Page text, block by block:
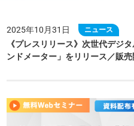
2025年10月31日 ニュース
《プレスリリース》次世代デジ
ンドメーター」をリリース／販